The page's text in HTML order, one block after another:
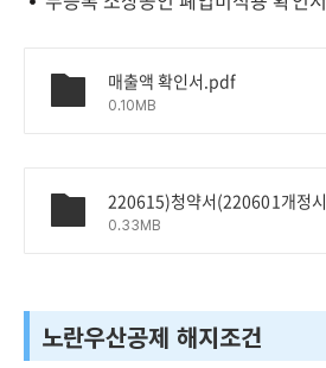
매출액 확인서.pdf
0.10MB
0.33MB
노란우산공제 해지조건